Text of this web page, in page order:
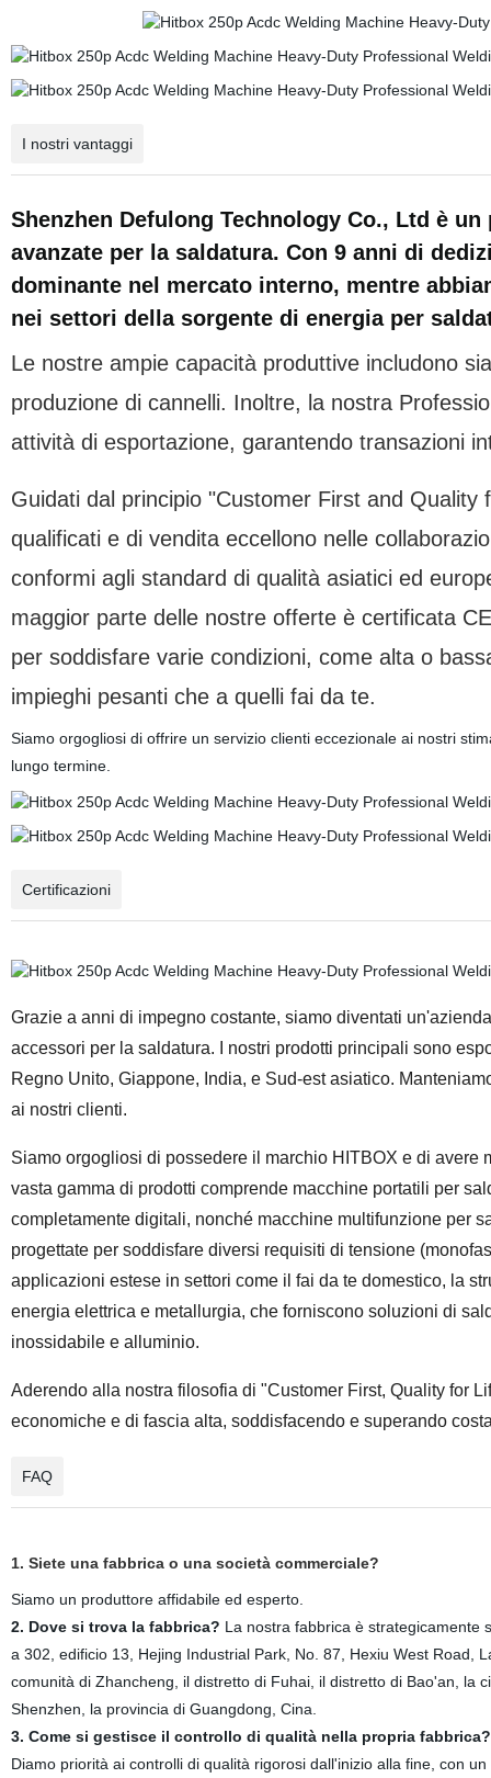
I nostri vantaggi
Shenzhen Defulong Technology Co., Ltd è
avanzate per la saldatura. Con 9 anni di
dominante nel mercato interno, mentre
nei settori della sorgente di energia per
Le nostre ampie capacità produttive includono
produzione di cannelli. Inoltre, la nostra
attività di esportazione, garantendo transazioni
Guidati dal principio "Customer First and
qualificati e di vendita eccellono nelle
conformi agli standard di qualità asiatici ed
maggior parte delle nostre offerte è certificata
per soddisfare varie condizioni, come alta o
impieghi pesanti che a quelli fai da te.
Siamo orgogliosi di offrire un servizio clienti eccezionale ai nostri
lungo termine.
Certificazioni
Grazie a anni di impegno costante, siamo diventati
accessori per la saldatura. I nostri prodotti principali sono
Regno Unito, Giappone, India, e Sud-est asiatico.
ai nostri clienti.
Siamo orgogliosi di possedere il marchio HITBOX e di avere
vasta gamma di prodotti comprende macchine portatili per
completamente digitali, nonché macchine multifunzione per
progettate per soddisfare diversi requisiti di tensione
applicazioni estese in settori come il fai da te domestico, la
energia elettrica e metallurgia, che forniscono soluzioni di
inossidabile e alluminio.
Aderendo alla nostra filosofia di "Customer First, Quality for
economiche e di fascia alta, soddisfacendo e superando
FAQ
1. Siete una fabbrica o una società commerciale?
Siamo un produttore affidabile ed esperto.
2. Dove si trova la fabbrica? La nostra fabbrica è strategicamente
a 302, edificio 13, Hejing Industrial Park, No. 87, Hexiu West Road,
comunità di Zhancheng, il distretto di Fuhai, il distretto di Bao'an, la
Shenzhen, la provincia di Guangdong, Cina.
3. Come si gestisce il controllo di qualità nella propria fabbrica?
Diamo priorità ai controlli di qualità rigorosi dall'inizio alla fine, con un